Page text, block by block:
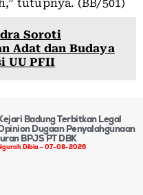
tutupnya. (BB/501)
Soroti
Adat dan Budaya
UU PFII
Badung Terbitkan Legal
Dugaan Penyalahgunaan
BPJS PT DBK
Dibia 07-08-2026